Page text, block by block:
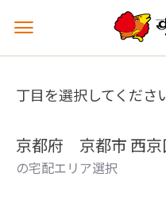
メ
ュ
を
丁目を選択してくださ
京都府 京都市 西
の宅配エリア選択